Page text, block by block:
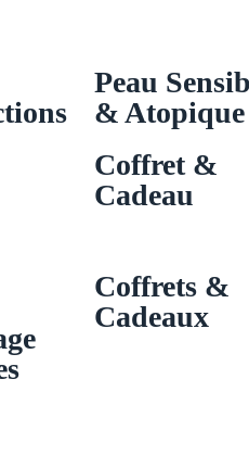
Peau
& Atopique
Coffret &
Cadeau
Coffrets &
Cadeaux